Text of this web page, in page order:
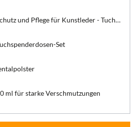
DentaProtect Schutz und Pflege für Kunstleder - Tuchspenderdose
Set
ml für starke Verschmutzungen